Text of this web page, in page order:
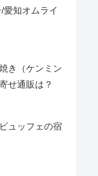
愛知オムライ
き（ケンミン
せ通販は？
ュッフェの宿